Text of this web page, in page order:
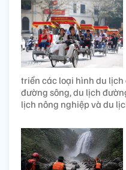
triển các loại hình du
đường sông, du lịch
lịch nông nghiệp và du